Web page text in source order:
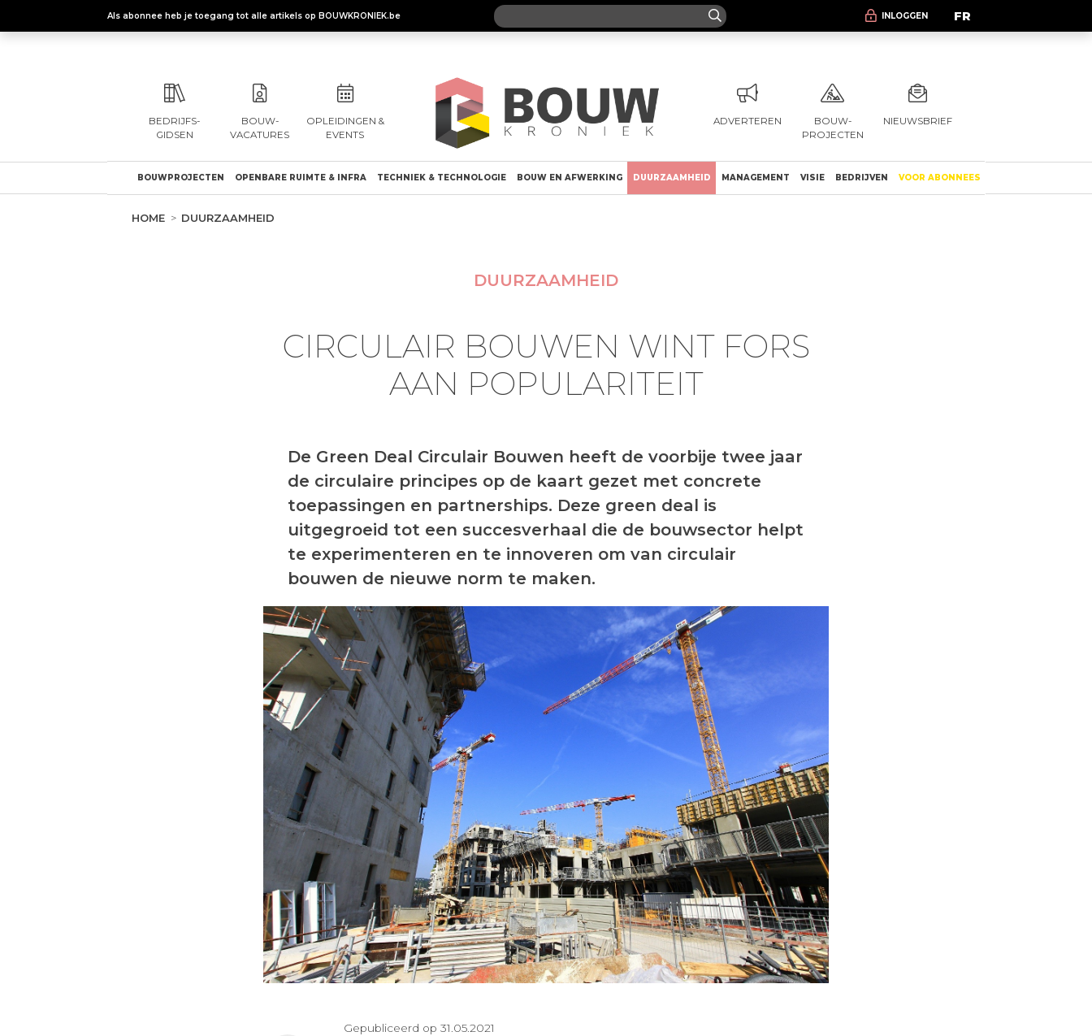
Als abonnee heb je toegang tot alle artikels op BOUWKRONIEK.be INLOGGEN FR
BEDRIJFS-
GIDSEN
BOUW-
VACATURES
OPLEIDINGEN &
EVENTS
ADVERTEREN
BOUW-
PROJECTEN
NIEUWSBRIEF
BOUWPROJECTEN OPENBARE RUIMTE & INFRA TECHNIEK & TECHNOLOGIE BOUW EN AFWERKING DUURZAAMHEID MANAGEMENT VISIE BEDRIJVEN VOOR ABONNEES
HOME DUURZAAMHEID
DUURZAAMHEID
CIRCULAIR BOUWEN WINT FORS
AAN POPULARITEIT
De Green Deal Circulair Bouwen heeft de voorbije twee jaar
de circulaire principes op de kaart gezet met concrete
toepassingen en partnerships. Deze green deal is
uitgegroeid tot een succesverhaal die de bouwsector helpt
te experimenteren en te innoveren om van circulair
bouwen de nieuwe norm te maken.
Gepubliceerd op 31.05.2021